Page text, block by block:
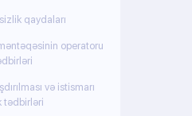
qaydaları
operatoru
və istismarı
tədbirləri